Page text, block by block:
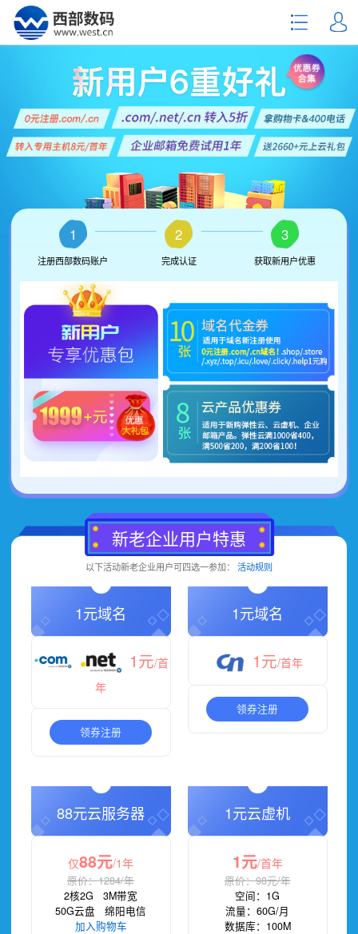
1
注册西部数码账户
2
完成认证
3
获取新用户优惠
新老企业用户特惠
以下活动新老企业用户可四选一参加： 活动规则
1元域名
1元/首
年
领券注册
1元域名
1元/首年
领券注册
88元云服务器
仅88元/1年
原价：1284/年
2核2G 3M带宽
50G云盘 绵阳电信
加入购物车
1元云虚机
1元/首年
原价：98元/年
空间：1G
流量：60G/月
数据库：100M